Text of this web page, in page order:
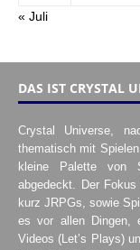
« Juli
DAS IST CRYSTAL
Crystal Universe,
thematisch mit
kleine Palette von
abgedeckt. Der
kurz JRPGs, sowie
es vor allen Dingen,
Videos (Let’s Plays)